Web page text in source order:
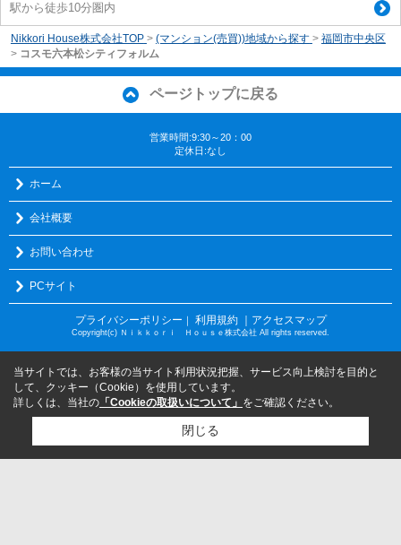
駅から徒歩10分圏内
Nikkori House株式会社TOP > (マンション(売買))地域から探す > 福岡市中央区
> コスモ六本松シティフォルム
ページトップに戻る
営業時間:9:30～20：00
定休日:なし
ホーム
会社概要
お問い合わせ
PCサイト
プライバシーポリシー 利用規約 ｜アクセスマップ
Copyright(c) Ｎｉｋｋｏｒｉ Ｈｏｕｓｅ株式会社 All rights reserved.
当サイトでは、お客様の当サイト利用状況把握、サービス向上検討を目的と
して、クッキー（Cookie）を使用しています。
詳しくは、当社の 「Cookieの取扱いについて」 をご確認ください。
閉じる